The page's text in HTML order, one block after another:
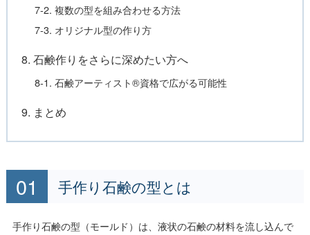
7-2. 複数の型を組み合わせる方法
7-3. オリジナル型の作り方
8. 石鹸作りをさらに深めたい方へ
8-1. 石鹸アーティスト®資格で広がる可能性
9. まとめ
手作り石鹸の型とは
手作り石鹸の型（モールド）は、液状の石鹸の材料を流し込んで